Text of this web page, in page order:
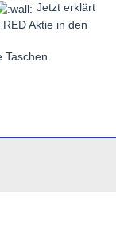
Jetzt erklärt
Aktie in den
Taschen